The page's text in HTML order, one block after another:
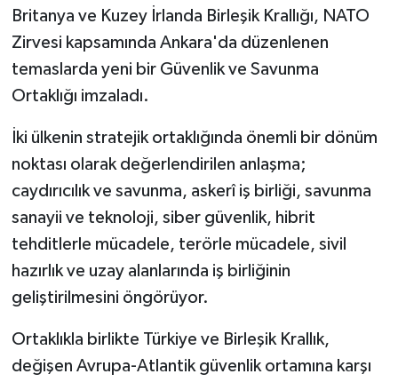
Britanya ve Kuzey İrlanda Birleşik Krallığı, NATO
Zirvesi kapsamında Ankara'da düzenlenen
temaslarda yeni bir Güvenlik ve Savunma
Ortaklığı imzaladı.
İki ülkenin stratejik ortaklığında önemli bir dönüm
noktası olarak değerlendirilen anlaşma;
caydırıcılık ve savunma, askerî iş birliği, savunma
sanayii ve teknoloji, siber güvenlik, hibrit
tehditlerle mücadele, terörle mücadele, sivil
hazırlık ve uzay alanlarında iş birliğinin
geliştirilmesini öngörüyor.
Ortaklıkla birlikte Türkiye ve Birleşik Krallık,
değişen Avrupa-Atlantik güvenlik ortamına karşı